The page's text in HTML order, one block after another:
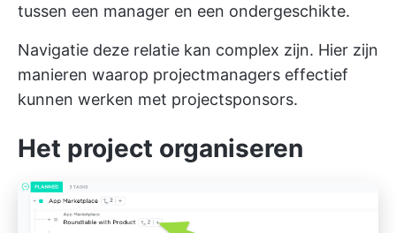
tussen een manager en een ondergeschikte.
Navigatie deze relatie kan complex zijn. Hier zijn
manieren waarop projectmanagers effectief
kunnen werken met projectsponsors.
Het project organiseren